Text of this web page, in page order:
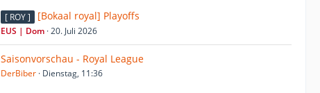
[ ROY ] [Bokaal royal] Playoffs
EUS | Dom 20. Juli 2026
Saisonvorschau - Royal League
DerBiber Dienstag, 11:36